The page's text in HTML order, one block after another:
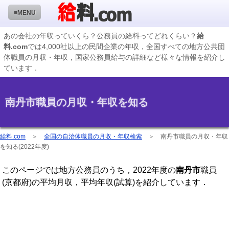
≡MENU
企業検索
年収ランキング
国家公務員編
地方公務員給料検索
私立大学教員編
収録企業データの状況
あの会社の年収っていくら？公務員の給料ってどれくらい？給
料.comでは4,000社以上の民間企業の年収，全国すべての地方公共団
体職員の月収・年収，国家公務員給与の詳細など様々な情報を紹介し
ています．
南丹市職員の月収・年収を知る
給料.com ＞ 全国の自治体職員の月収・年収検索 ＞ 南丹市職員の月収・年収
を知る(2022年度)
このページでは地方公務員のうち，2022年度の南丹市職員
(京都府)の平均月収，平均年収(試算)を紹介しています．